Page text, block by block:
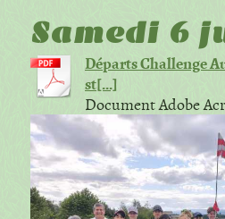
Samedi 6
Départs Challenge
st[...]
Document Adobe